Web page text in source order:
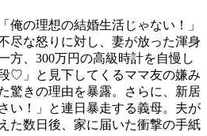
俺の理想の結婚生活じゃない！」
尽な怒りに対し、妻が放った渾身
方、300万円の高級時計を自慢し
♡」と見下してくるママ友の嫌み
驚きの理由を暴露。さらに、新居
い！」と連日暴走する義母。夫が
た数日後、家に届いた衝撃の手紙